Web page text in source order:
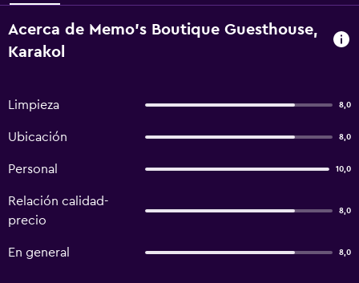
Acerca de Memo's Boutique Guesthouse,
Karakol
Limpieza 8,0
Ubicación 8,0
Personal 10,0
Relación calidad-
precio
8,0
En general 8,0